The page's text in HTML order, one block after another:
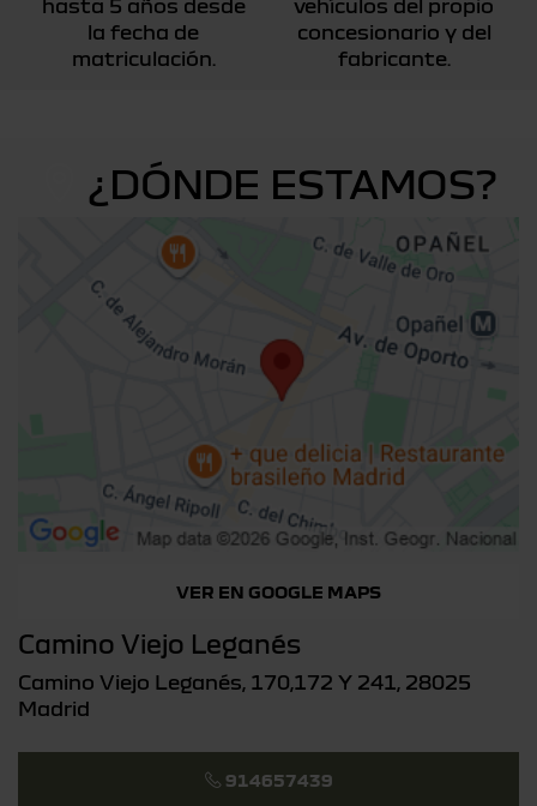
hasta 5 años desde
la fecha de
matriculación.
vehículos del propio
concesionario y del
fabricante.
¿DÓNDE ESTAMOS?
VER EN GOOGLE MAPS
Camino Viejo Leganés
Camino Viejo Leganés, 170,172 Y 241, 28025
Madrid
914657439